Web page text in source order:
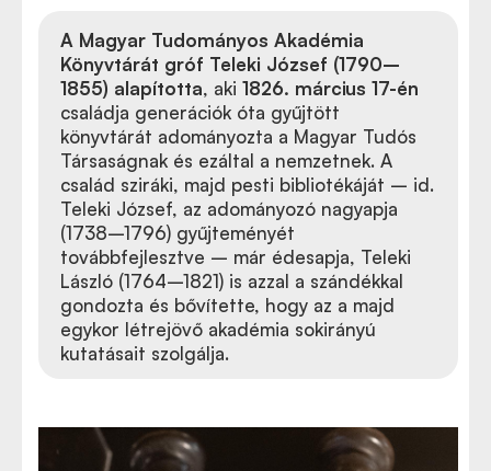
A Magyar Tudományos Akadémia
Könyvtárát gróf Teleki József (1790–
1855) alapította, aki 1826. március 17-én
családja generációk óta gyűjtött
könyvtárát adományozta a Magyar Tudós
Társaságnak és ezáltal a nemzetnek. A
család sziráki, majd pesti bibliotékáját – id.
Teleki József, az adományozó nagyapja
(1738–1796) gyűjteményét
továbbfejlesztve – már édesapja, Teleki
László (1764–1821) is azzal a szándékkal
gondozta és bővítette, hogy az a majd
egykor létrejövő akadémia sokirányú
kutatásait szolgálja.